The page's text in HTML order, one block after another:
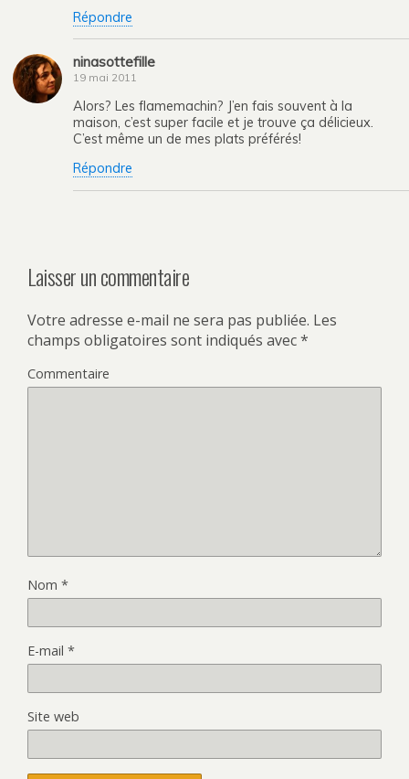
Répondre
ninasottefille
19 mai 2011
Alors? Les flamemachin? J’en fais souvent à la
maison, c’est super facile et je trouve ça délicieux.
C’est même un de mes plats préférés!
Répondre
Laisser un commentaire
Votre adresse e-mail ne sera pas publiée. Les
champs obligatoires sont indiqués avec*
Commentaire
Nom *
E-mail *
Site web